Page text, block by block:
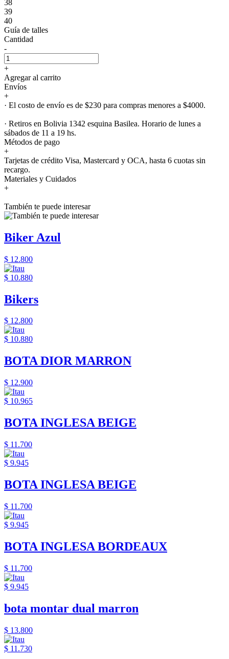
38
39
40
Guía de talles
Cantidad
-
+
Agregar al carrito
Envíos
+
· El costo de envío es de $230 para compras menores a $4000.
· Retiros en Bolivia 1342 esquina Basilea. Horario de lunes a
sábados de 11 a 19 hs.
Métodos de pago
+
Tarjetas de crédito Visa, Mastercard y OCA, hasta 6 cuotas sin
recargo.
Materiales y Cuidados
+
También te puede interesar
Biker Azul
$ 12.800
$ 10.880
Bikers
$ 12.800
$ 10.880
BOTA DIOR MARRON
$ 12.900
$ 10.965
BOTA INGLESA BEIGE
$ 11.700
$ 9.945
BOTA INGLESA BEIGE
$ 11.700
$ 9.945
BOTA INGLESA BORDEAUX
$ 11.700
$ 9.945
bota montar dual marron
$ 13.800
$ 11.730